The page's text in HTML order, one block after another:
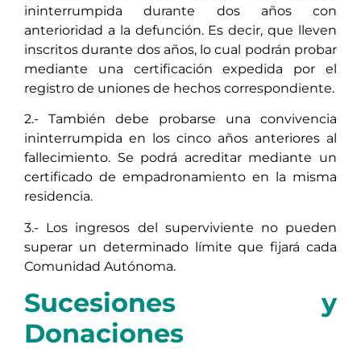
ininterrumpida durante dos años con
anterioridad a la defunción. Es decir, que lleven
inscritos durante dos años, lo cual podrán probar
mediante una certificación expedida por el
registro de uniones de hechos correspondiente.
2.- También debe probarse una convivencia
ininterrumpida en los cinco años anteriores al
fallecimiento. Se podrá acreditar mediante un
certificado de empadronamiento en la misma
residencia.
3.- Los ingresos del superviviente no pueden
superar un determinado límite que fijará cada
Comunidad Autónoma.
Sucesiones y
Donaciones